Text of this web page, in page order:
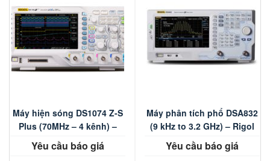
Máy hiện sóng DS1074 Z-S
Plus (70MHz – 4 kênh) –
RIGOL
Yêu cầu báo giá
Máy phân tích phổ DSA832
(9 kHz to 3.2 GHz) – Rigol
Yêu cầu báo giá